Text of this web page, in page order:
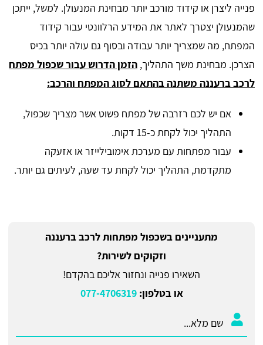
פנייה ליצרן או קידוד מורכב יותר מבחינת המנעולן. למשל, ייתכן
שהמנעולן יצטרך לאתר את המידע הרלוונטי עבור קידוד
המפתח, מה שמצריך יותר עבודה ובסוף גם עולה יותר בכיס
הצרכן. מבחינת משך התהליך, הזמן הדרוש עבור שכפול מפתח
לרכב ברעננה משתנה בהתאם לסוג המפתח והרכב:
אם יש לכם רזרבה של מפתח פשוט אשר מצריך שכפול,
התהליך יכול לקחת כ-15 דקות.
עבור מפתחות עם מערכת אימובילייזר או אזעקה
מתקדמת, התהליך יכול לקחת עד שעה, לעיתים גם יותר.
מתעניינים בשכפול מפתחות לרכב ברעננה
וזקוקים לשירות?
השאירו פנייה ונחזור אליכם בהקדם!
או בטלפון:077-4706319